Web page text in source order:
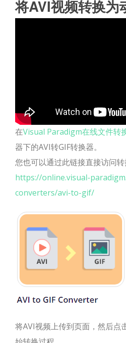
将AVI视频转换为
在Visual Paradigm在线文件转
器下的AVI转GIF转换器。
您也可以通过此链接直接访问转
https://online.visual-
converters/avi-to-gif/
将AVI视频上传到页面，然后点